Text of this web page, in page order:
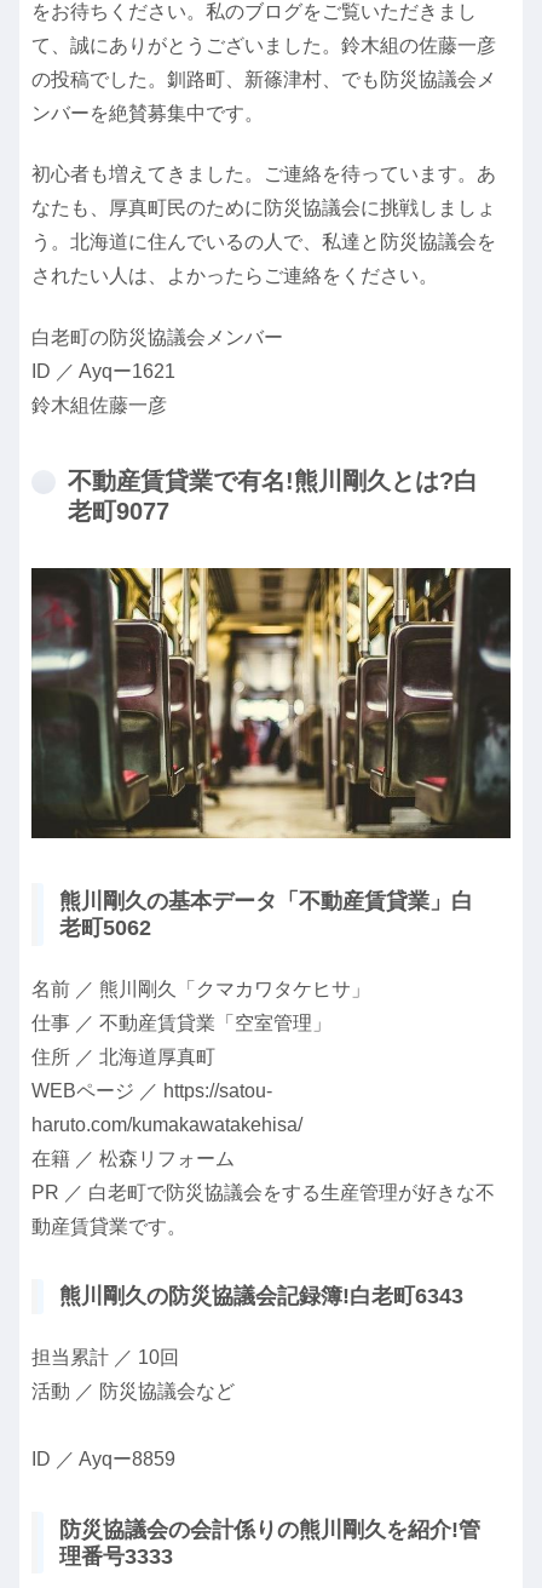
をお待ちください。私のブログをご覧いただきまし
て、誠にありがとうございました。鈴木組の佐藤一彦
の投稿でした。釧路町、新篠津村、でも防災協議会メ
ンバーを絶賛募集中です。
初心者も増えてきました。ご連絡を待っています。あ
なたも、厚真町民のために防災協議会に挑戦しましょ
う。北海道に住んでいるの人で、私達と防災協議会を
されたい人は、よかったらご連絡をください。
白老町の防災協議会メンバー
ID ／ Ayqー1621
鈴木組佐藤一彦
不動産賃貸業で有名!熊川剛久とは?白
老町9077
熊川剛久の基本データ「不動産賃貸業」白
老町5062
名前 ／ 熊川剛久「クマカワタケヒサ」
仕事 ／ 不動産賃貸業「空室管理」
住所 ／ 北海道厚真町
WEBページ ／ https://satou-
haruto.com/kumakawatakehisa/
在籍 ／ 松森リフォーム
PR ／ 白老町で防災協議会をする生産管理が好きな不
動産賃貸業です。
熊川剛久の防災協議会記録簿!白老町6343
担当累計 ／ 10回
活動 ／ 防災協議会など
ID ／ Ayqー8859
防災協議会の会計係りの熊川剛久を紹介!管
理番号3333